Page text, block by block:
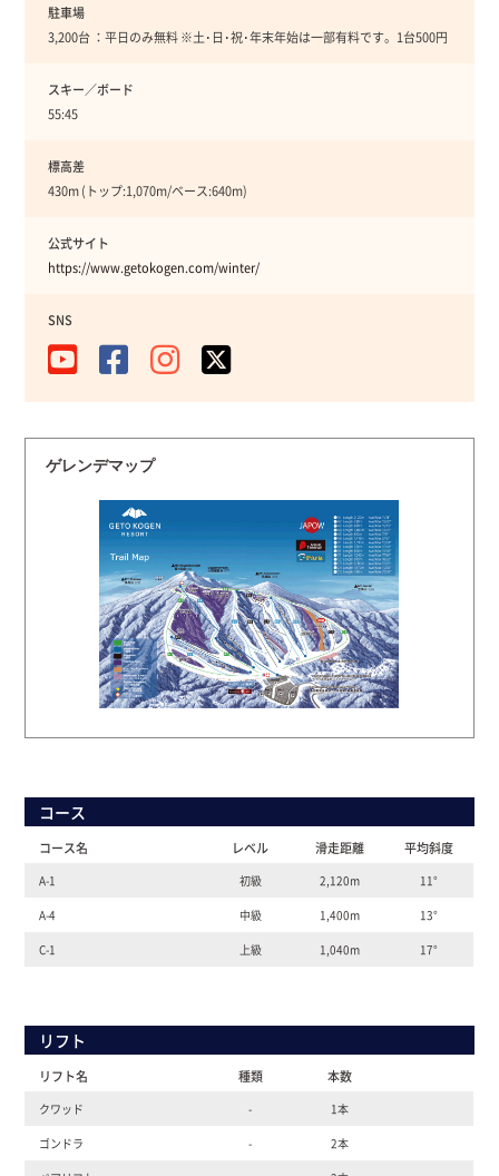
駐車場
3,200台 ：平日のみ無料 ※土･日･祝･年末年始は一部有料です。1台500円
スキー／ボード
55:45
標高差
430m (トップ:1,070m/ベース:640m)
公式サイト
https://www.getokogen.com/winter/
SNS
ゲレンデマップ
コース
コース名 レベル 滑走距離 平均斜度
A-1 初級 2,120m 11°
A-4 中級 1,400m 13°
C-1 上級 1,040m 17°
リフト
リフト名 種類 本数
クワッド - 1本
ゴンドラ - 2本